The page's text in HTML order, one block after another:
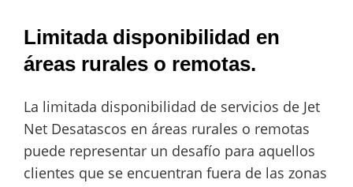
Limitada disponibilidad en
áreas rurales o remotas.
La limitada disponibilidad de servicios de Jet
Net Desatascos en áreas rurales o remotas
puede representar un desafío para aquellos
clientes que se encuentran fuera de las zonas